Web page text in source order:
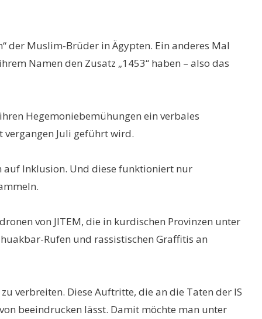
der Muslim-Brüder in Ägypten. Ein anderes Mal
Namen den Zusatz „1453“ haben – also das
Hegemoniebemühungen ein verbales
vergangen Juli geführt wird.
auf Inklusion. Und diese funktioniert nur
von JITEM, die in kurdischen Provinzen unter
Rufen und rassistischen Graffitis an
verbreiten. Diese Auftritte, die an die Taten der IS
beeindrucken lässt. Damit möchte man unter